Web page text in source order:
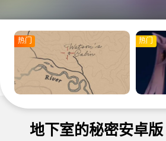
热门 热门
地下室的秘密安卓版